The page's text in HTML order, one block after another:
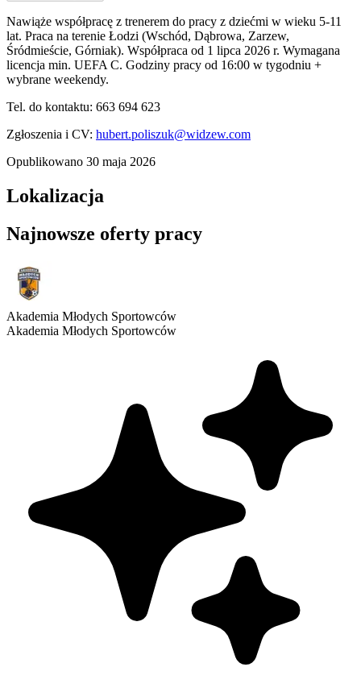
Nawiąże współpracę z trenerem do pracy z dziećmi w wieku 5-11
lat. Praca na terenie Łodzi (Wschód, Dąbrowa, Zarzew,
Śródmieście, Górniak). Współpraca od 1 lipca 2026 r. Wymagana
licencja min. UEFA C. Godziny pracy od 16:00 w tygodniu +
wybrane weekendy.
Tel. do kontaktu: 663 694 623
Zgłoszenia i CV: hubert.poliszuk@widzew.com
Opublikowano 30 maja 2026
Lokalizacja
Najnowsze oferty pracy
Akademia Młodych Sportowców
Akademia Młodych Sportowców